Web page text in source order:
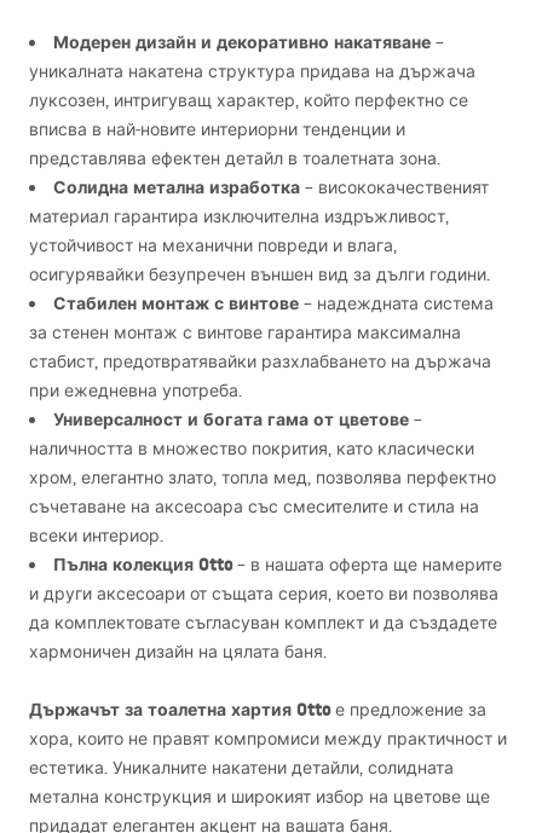
Модерен дизайн и декоративно накатяване –
уникалната накатена структура придава на държача
луксозен, интригуващ характер, който перфектно се
вписва в най-новите интериорни тенденции и
представлява ефектен детайл в тоалетната зона.
Солидна метална изработка – висококачественият
материал гарантира изключителна издръжливост,
устойчивост на механични повреди и влага,
осигурявайки безупречен външен вид за дълги години.
Стабилен монтаж с винтове – надеждната система
за стенен монтаж с винтове гарантира максимална
стабист, предотвратявайки разхлабването на държача
при ежедневна употреба.
Универсалност и богата гама от цветове –
наличността в множество покрития, като класически
хром, елегантно злато, топла мед, позволява перфектно
съчетаване на аксесоара със смесителите и стила на
всеки интериор.
Пълна колекция Otto– в нашата оферта ще намерите
и други аксесоари от същата серия, което ви позволява
да комплектовате съгласуван комплект и да създадете
хармоничен дизайн на цялата баня.
Държачът за тоалетна хартия Ottoе предложение за
хора, които не правят компромиси между практичност и
естетика. Уникалните накатени детайли, солидната
метална конструкция и широкият избор на цветове ще
придадат елегантен акцент на вашата баня.